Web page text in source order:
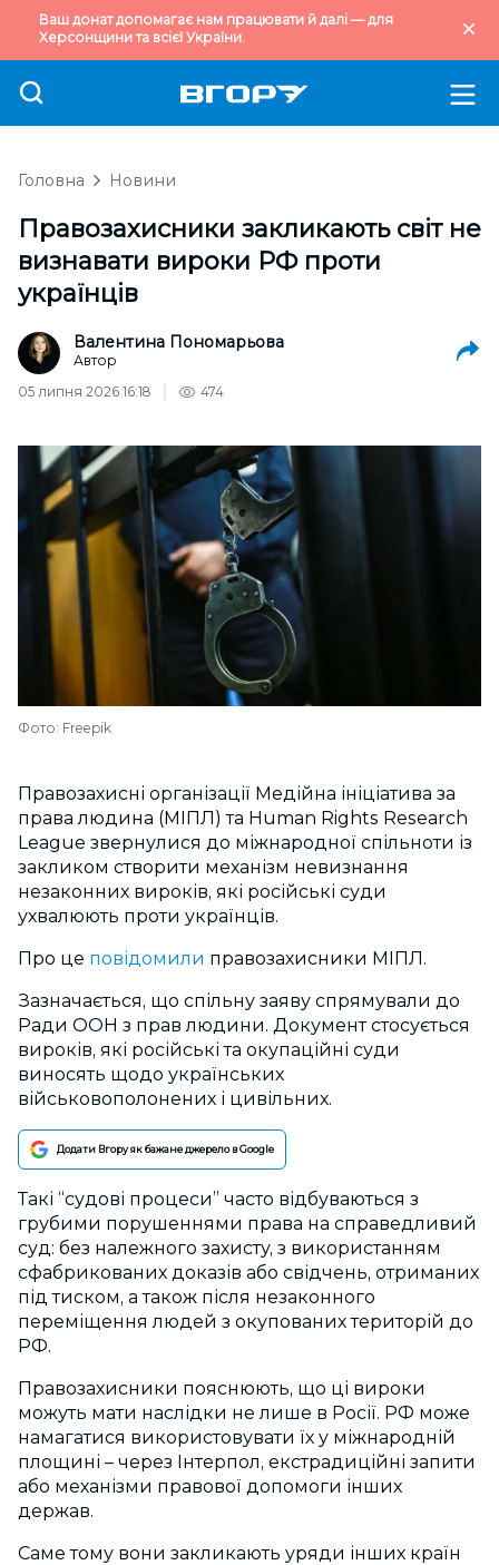
Ваш донат допомагає нам працювати й далі — для
Херсонщини та всієї України.
Головна Новини
Правозахисники закликають світ не
визнавати вироки РФ проти
українців
Валентина Пономарьова
Автор
05 липня 2026 16:18
474
Фото: Freepik
Правозахисні організації Медійна ініціатива за
права людина (МІПЛ) та Human Rights Research
League звернулися до міжнародної спільноти із
закликом створити механізм невизнання
незаконних вироків, які російські суди
ухвалюють проти українців.
Про це повідомили правозахисники МІПЛ.
Зазначається, що спільну заяву спрямували до
Ради ООН з прав людини. Документ стосується
вироків, які російські та окупаційні суди
виносять щодо українських
військовополонених і цивільних.
Додати Вгору як бажане джерело в Google
Такі “судові процеси” часто відбуваються з
грубими порушеннями права на справедливий
суд: без належного захисту, з використанням
сфабрикованих доказів або свідчень, отриманих
під тиском, а також після незаконного
переміщення людей з окупованих територій до
РФ.
Правозахисники пояснюють, що ці вироки
можуть мати наслідки не лише в Росії. РФ може
намагатися використовувати їх у міжнародній
площині – через Інтерпол, екстрадиційні запити
або механізми правової допомоги інших
держав.
Саме тому вони закликають уряди інших країн